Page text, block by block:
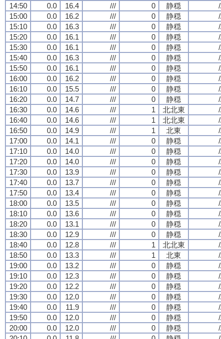
14:50 0.0 16.4 /// 0 静穏
15:00
0.0 16.2 /// 0 静穏
15:10
0.0 16.3 /// 0 静穏
15:20
0.0 16.1 /// 0 静穏
15:30
0.0 16.1 /// 0 静穏
15:40
0.0 16.3 /// 0 静穏
15:50
0.0 16.1 /// 0 静穏
16:00
0.0 16.2 /// 0 静穏
16:10
0.0 15.5 /// 0 静穏
16:20
0.0 14.7 /// 0 静穏
16:30
0.0 14.6 /// 1 北北東
16:40
0.0 14.6 /// 1 北北東
16:50
0.0 14.9 /// 1 北東
17:00
0.0 14.1 /// 0 静穏
17:10
0.0 14.0 /// 0 静穏
17:20
0.0 14.0 /// 0 静穏
17:30
0.0 13.9 /// 0 静穏
17:40
0.0 13.7 /// 0 静穏
17:50
0.0 13.4 /// 0 静穏
18:00
0.0 13.5 /// 0 静穏
18:10
0.0 13.6 /// 0 静穏
18:20
0.0 13.1 /// 0 静穏
18:30
0.0 12.9 /// 0 静穏
18:40
0.0 12.8 /// 1 北北東
18:50
0.0 13.3 /// 1 北東
19:00
0.0 13.2 /// 0 静穏
19:10
0.0 12.3 /// 0 静穏
19:20
0.0 12.2 /// 0 静穏
19:30
0.0 12.0 /// 0 静穏
19:40
0.0 11.9 /// 0 静穏
19:50
0.0 12.0 /// 0 静穏
20:00
0.0 12.0 /// 0 静穏